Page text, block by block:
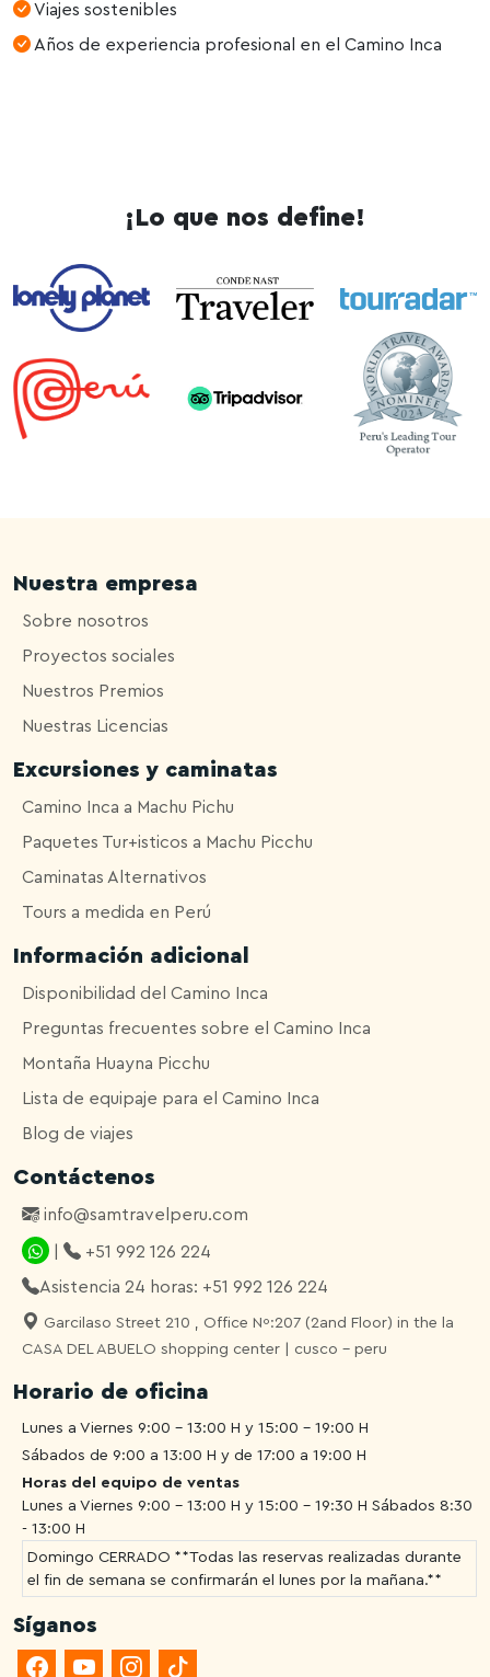
Viajes sostenibles
Años de experiencia profesional en el Camino Inca
¡Lo que nos define!
Nuestra empresa
Sobre nosotros
Proyectos sociales
Nuestros Premios
Nuestras Licencias
Excursiones y caminatas
Camino Inca a Machu Pichu
Paquetes Tur+isticos a Machu Picchu
Caminatas Alternativos
Tours a medida en Perú
Información adicional
Disponibilidad del Camino Inca
Preguntas frecuentes sobre el Camino Inca
Montaña Huayna Picchu
Lista de equipaje para el Camino Inca
Blog de viajes
Contáctenos
info@samtravelperu.com
+51 992 126 224
Asistencia 24 horas: +51 992 126 224
Garcilaso Street 210 , Office Nº:207 (2and Floor) in the la
CASA DEL ABUELO shopping center | cusco - peru
Horario de oficina
Lunes a Viernes 9:00 - 13:00 H y 15:00 - 19:00 H
Sábados de 9:00 a 13:00 H y de 17:00 a 19:00 H
Horas del equipo de ventas
Lunes a Viernes 9:00 - 13:00 H y 15:00 - 19:30 H Sábados 8:30
- 13:00 H
Domingo CERRADO **Todas las reservas realizadas durante
el fin de semana se confirmarán el lunes por la mañana.**
Síganos